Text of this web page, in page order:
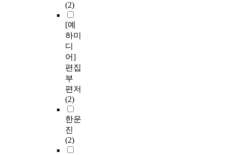
(2)
[예
하미
디
어]
편집
부
편저
(2)
한운
진
(2)